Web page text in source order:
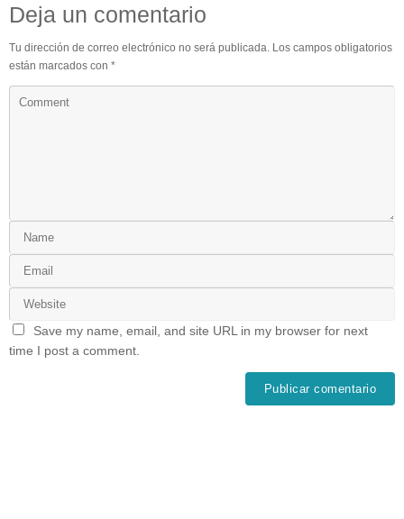
Deja un comentario
Tu dirección de correo electrónico no será publicada. Los campos obligatorios
están marcados con *
Save my name, email, and site URL in my browser for next
time I post a comment.